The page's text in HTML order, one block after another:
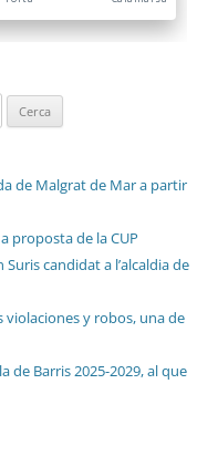
de Malgrat de Mar a partir
proposta de la CUP
Suris candidat a l’alcaldia de
y robos, una de
de Barris 2025-2029, al que